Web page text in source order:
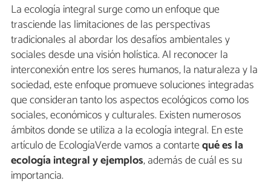
La ecología integral surge como un enfoque que
trasciende las limitaciones de las perspectivas
tradicionales al abordar los desafíos ambientales y
sociales desde una visión holística. Al reconocer la
interconexión entre los seres humanos, la naturaleza y la
sociedad, este enfoque promueve soluciones integradas
que consideran tanto los aspectos ecológicos como los
sociales, económicos y culturales. Existen numerosos
ámbitos donde se utiliza a la ecología integral. En este
artículo de EcologíaVerde vamos a contartequé es la
ecología integral y ejemplos, además de cuál es su
importancia.